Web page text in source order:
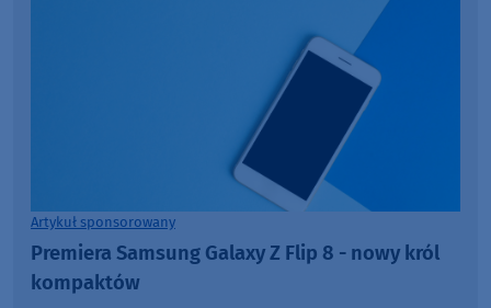
Artykuł sponsorowany
Premiera Samsung Galaxy Z Flip 8 - nowy król
kompaktów